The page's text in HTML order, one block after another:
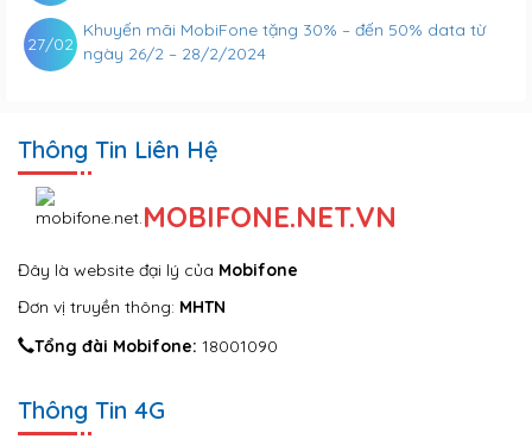
Khuyến mãi MobiFone tặng 30% – đến 50% data từ
ngày 26/2 – 28/2/2024
27/02
Thông Tin Liên Hệ
MOBIFONE.NET.VN
Đây là website đại lý của Mobifone
Đơn vị truyền thông: MHTN
Tổng đài Mobifone: 18001090
Thông Tin 4G